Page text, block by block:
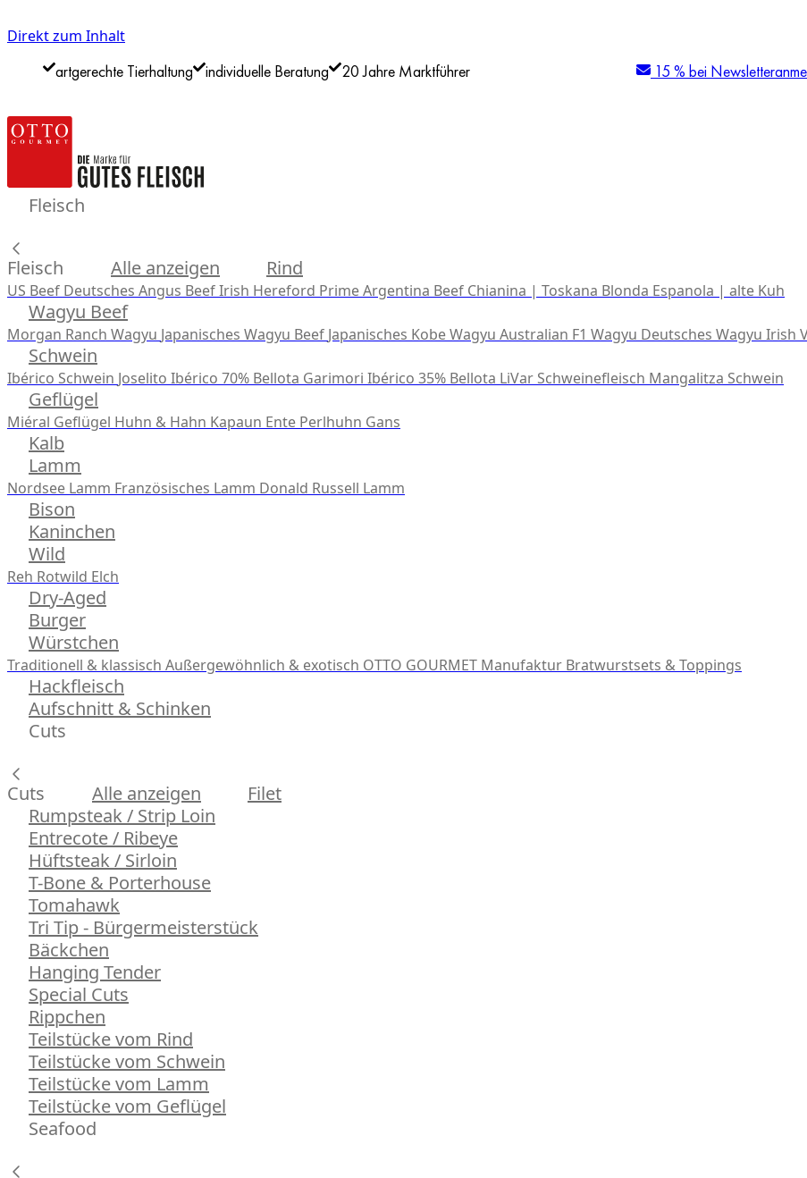
Direkt zum Inhalt
artgerechte Tierhaltung individuelle Beratung 20 Jahre Marktführer 15 % bei
Fleisch
Fleisch Alle anzeigen Rind
US Beef Deutsches Angus BeefIrish Hereford PrimeArgentina Beef Chianina | Toskana Blonda Espanola | alte Kuh
Wagyu Beef
Morgan Ranch Wagyu Japanisches Wagyu Beef Japanisches Kobe Wagyu Australian F1 Wagyu Deutsches Wagyu Irish
Schwein
Ibérico Schwein Joselito Ibérico 70% Bellota Garimori Ibérico 35% Bellota LiVar Schweinefleisch Mangalitza Schwein
Geflügel
Miéral Geflügel Huhn & Hahn Kapaun Ente Perlhuhn Gans
Kalb
Lamm
Nordsee Lamm Französisches Lamm Donald Russell Lamm
Bison
Kaninchen
Wild
Reh Rotwild Elch
Dry-Aged
Burger
Würstchen
Traditionell & klassisch Außergewöhnlich & exotisch OTTO GOURMET Manufaktur Bratwurstsets & Toppings
Hackfleisch
Aufschnitt & Schinken
Cuts
Cuts Alle anzeigen
Filet
Rumpsteak / Strip Loin
Entrecote / Ribeye
Hüftsteak / Sirloin
T-Bone & Porterhouse
Tomahawk
Tri Tip - Bürgermeisterstück
Bäckchen
Hanging Tender
Special Cuts
Rippchen
Teilstücke vom Rind
Teilstücke vom Schwein
Teilstücke vom Lamm
Teilstücke vom Geflügel
Seafood